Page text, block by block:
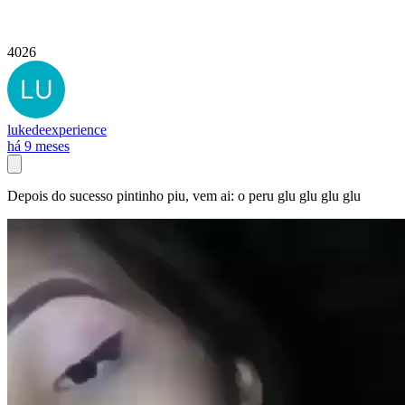
4026
lukedeexperience
há 9 meses
Depois do sucesso pintinho piu, vem ai: o peru glu glu glu glu